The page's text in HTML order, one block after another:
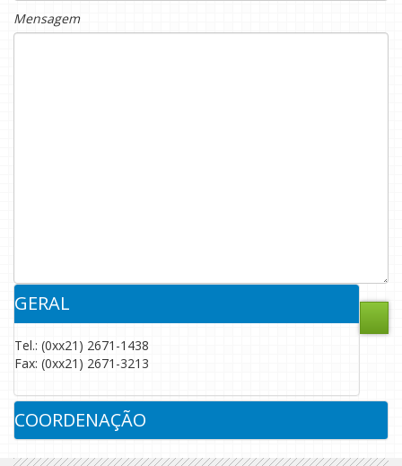
Mensagem
GERAL
Tel.: (0xx21) 2671-1438
Fax: (0xx21) 2671-3213
COORDENAÇÃO